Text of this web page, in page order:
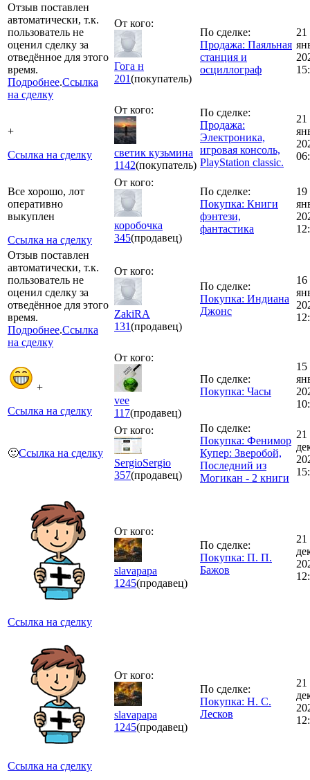
Отзыв поставлен
автоматически, т.к.
пользователь не
оценил сделку за
отведённое для этого
время.
Подробнее.Ссылка
на сделку
От кого:
Гога н
201(покупатель)
По сделке:
Продажа: Паяльная
станция и
осциллограф
21
+
Ссылка на сделку
От кого:
светик кузьмина
1142(покупатель)
По сделке:
Продажа:
Электроника,
игровая консоль,
PlayStation classic.
21
Все хорошо, лот
оперативно
выкуплен
Ссылка на сделку
От кого:
коробочка
345(продавец)
По сделке:
Покупка: Книги
фэнтези,
фантастика
19
Отзыв поставлен
автоматически, т.к.
пользователь не
оценил сделку за
отведённое для этого
время.
Подробнее.Ссылка
на сделку
От кого:
ZakiRA
131(продавец)
По сделке:
Покупка: Индиана
Джонс
16
+
Ссылка на сделку
От кого:
vee
117(продавец)
По сделке:
Покупка: Часы
15
🙂Ссылка на сделку
От кого:
SergioSergio
357(продавец)
По сделке:
Покупка: Фенимор
Купер: Зверобой,
Последний из
Могикан - 2 книги
21
Ссылка на сделку
От кого:
slavapapa
1245(продавец)
По сделке:
Покупка: П. П.
Бажов
21
Ссылка на сделку
От кого:
slavapapa
1245(продавец)
По сделке:
Покупка: Н. С.
Лесков
21